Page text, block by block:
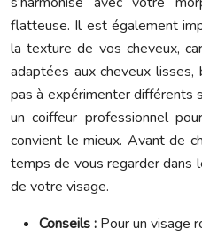
flatteuse. Il est également
la texture de vos cheveux,
adaptées aux cheveux lisses,
pas à expérimenter différents
un coiffeur professionnel
convient le mieux. Avant de
temps de vous regarder dans
de votre visage.
Conseils : Pour un visage